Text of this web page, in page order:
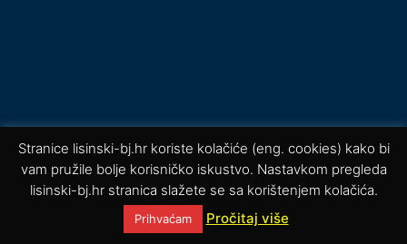
Stranice lisinski-bj.hr koriste kolačiće (eng. cookies) kako bi
vam pružile bolje korisničko iskustvo. Nastavkom pregleda
lisinski-bj.hr stranica slažete se sa korištenjem kolačića.
Prihvaćam Pročitaj više